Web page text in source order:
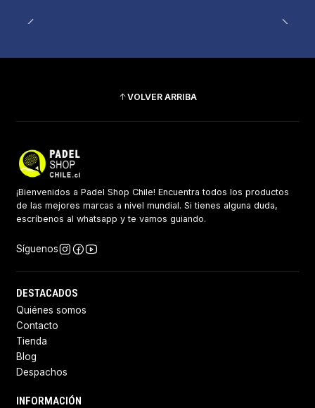
VOLVER ARRIBA
¡Bienvenidos a Padel Shop Chile! Encuentra todos los productos
de las mejores marcas a nivel mundial. Si tienes alguna duda,
escríbenos al whatsapp y te vamos guiando.
Síguenos
DESTACADOS
Quiénes somos
Contacto
Tienda
Blog
Despachos
INFORMACIÓN